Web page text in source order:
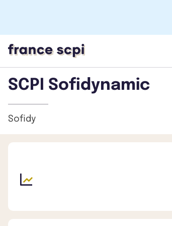
SCPI Sofidynamic
Sofidy